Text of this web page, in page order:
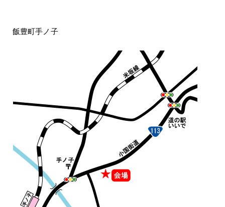
飯豊町手ノ子